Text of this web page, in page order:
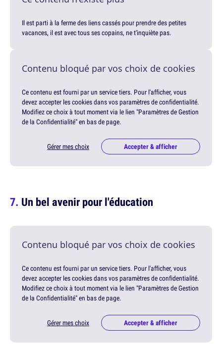
Il est parti à la ferme des liens cassés pour prendre des petites
vacances, il est avec tous ses copains, ne t'inquiète pas.
Contenu bloqué par vos choix de cookies
Ce contenu est fourni par un service tiers. Pour l'afficher, vous
devez accepter les cookies dans vos paramètres de confidentialité.
Modifiez ce choix à tout moment via le lien "Paramètres de Gestion
de la Confidentialité" en bas de page.
Gérer mes choix Accepter & afficher
Un bel avenir pour l'éducation
Contenu bloqué par vos choix de cookies
Ce contenu est fourni par un service tiers. Pour l'afficher, vous
devez accepter les cookies dans vos paramètres de confidentialité.
Modifiez ce choix à tout moment via le lien "Paramètres de Gestion
de la Confidentialité" en bas de page.
Gérer mes choix Accepter & afficher